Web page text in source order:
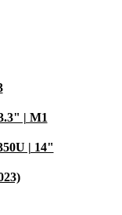
| M1
| 14"